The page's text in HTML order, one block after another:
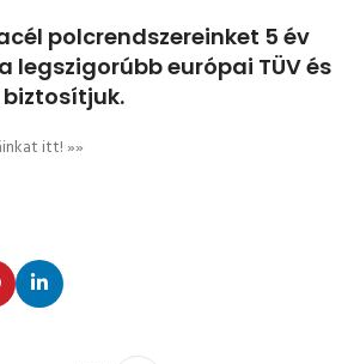
polcrendszereinket 5 év
legszigorúbb európai TÜV és
biztosítjuk.
itt!»»